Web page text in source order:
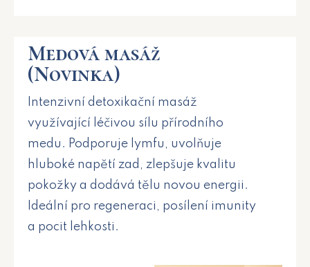
Medová masáž
(Novinka)
Intenzivní detoxikační masáž
využívající léčivou sílu přírodního
medu. Podporuje lymfu, uvolňuje
hluboké napětí zad, zlepšuje kvalitu
pokožky a dodává tělu novou energii.
Ideální pro regeneraci, posílení imunity
a pocit lehkosti.